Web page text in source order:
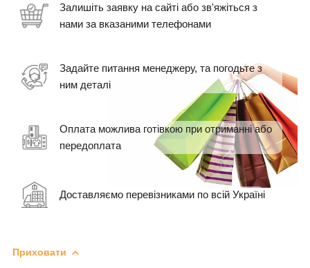
Залишіть заявку на сайті або зв'яжіться з
нами за вказаними телефонами
Задайте питання менеджеру, та погодьте з
ним деталі
Оплата можлива готівкою при отриманні або
передоплата
Доставляємо перевізниками по всій Україні
Приховати